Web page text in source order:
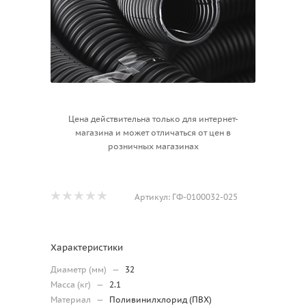
Цена действительна только для интернет-
магазина и может отличаться от цен в
розничных магазинах
Артикул: ГФ-0100032-025
Характеристики
Диаметр (мм) —
32
Масса (кг)
—
2.1
Материал
—
Поливинилхлорид (ПВХ)